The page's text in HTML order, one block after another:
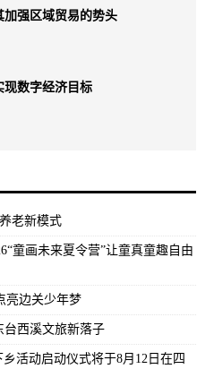
加强区域贸易的势头
现数字经济目标
老新模式
童画未来夏令营”让童真童趣自由
亮边关少年梦
台西溪文旅新落子
活动启动仪式将于8月12日在四